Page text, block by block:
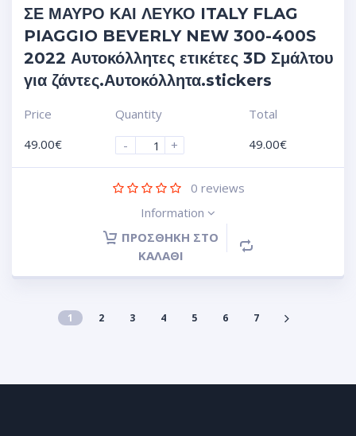
ΣΕ ΜΑΥΡΟ ΚΑΙ ΛΕΥΚΟ ITALY FLAG
PIAGGIO BEVERLY NEW 300-400S
2022 Αυτοκόλλητες ετικέτες 3D Σμάλτου
για ζάντες.Αυτοκόλλητα.stickers
Price
49.00€
Quantity
-
+
Total
49.00€
0 reviews
Information
ΠΡΟΣΘΉΚΗ ΣΤΟ
ΚΑΛΆΘΙ
1 2 3 4 5 6 7